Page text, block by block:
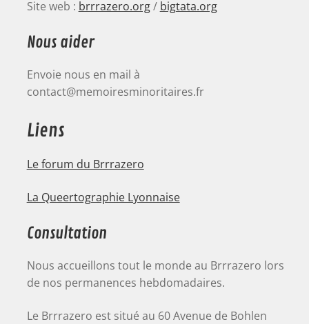
Site web : brrrazero.org/ bigtata.org
Nous aider
Envoie nous en mail à
contact@memoiresminoritaires.fr
Liens
Le forum du Brrrazero
La Queertographie Lyonnaise
Consultation
Nous accueillons tout le monde au Brrrazero lors
de nos permanences hebdomadaires.
Le Brrrazero est situé au 60 Avenue de Bohlen